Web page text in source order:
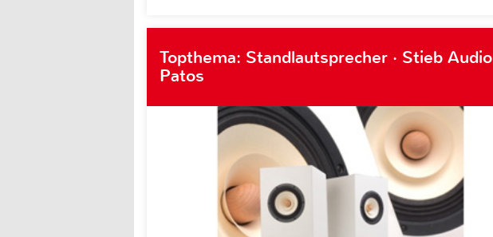
Topthema: Standlautsprecher · Stieb Audio
Patos